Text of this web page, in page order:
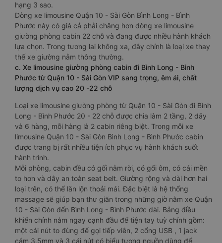
hạng 3 sao.
Dòng xe limousine Quận 10 - Sài Gòn Bình Long - Bình
Phước này có giá cả phải chăng hơn dòng xe limousine
giường phòng cabin 22 chỗ và đang được nhiều hành khách
lựa chọn. Trong tương lai không xa, đây chính là loại xe thay
thế xe giường nằm thông thường.
c. Xe limousine giường phòng cabin đi Bình Long - Bình
Phước từ Quận 10 - Sài Gòn VIP sang trọng, êm ái, chất
lượng dịch vụ cao 20 -22 chỗ
Loại xe limousine giường phòng từ Quận 10 - Sài Gòn đi Bình
Long - Bình Phước 20 - 22 chỗ được chia làm 2 tầng, 2 dãy
và 6 hàng, mỗi hàng là 2 cabin riêng biệt. Trong mỗi xe
limousine Quận 10 - Sài Gòn Bình Long - Bình Phước cabin
được trang bị rất nhiều tiện ích phục vụ hành khách suốt
hành trình.
Mỗi phòng, cabin đều có gối nằm rời, có gối ôm, có cái mền
to hơn và dây an toàn seat belt. Giường rộng và dài hơn hai
loại trên, có thể lăn lộn thoải mái. Đặc biệt là hệ thống
massage sẽ giúp bạn thư giãn trong những giờ nằm xe Quận
10 - Sài Gòn đến Bình Long - Bình Phước dài. Bảng điều
khiển chính nằm ngay cạnh đầu để tiện tay tuỳ chỉnh gồm:
một cái nút to đùng để gọi tiếp viên, 2 cổng USB , 1 jack
cắm 3.5mm và 3 cái nút có biểu tượng nguồn dùng để